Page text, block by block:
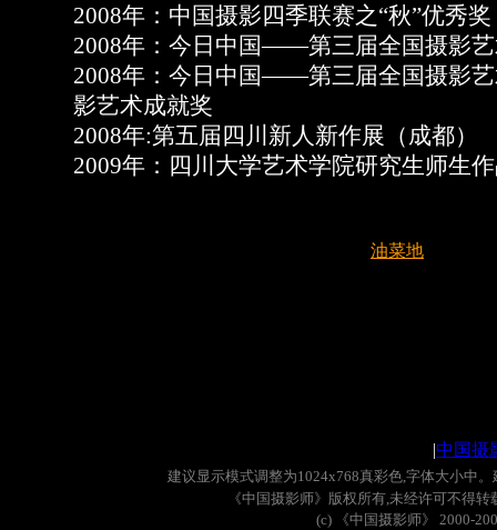
2008年：中国摄影四季联赛之“秋”优秀奖
2008年：今日中国——第三届全国摄影
2008年：今日中国——第三届全国摄影
影艺术成就奖
2008年:第五届四川新人新作展（成都）
2009年：四川大学艺术学院研究生师生
油菜地
|中国摄
建议显示模式调整为1024x768真彩色,字体大小中。
《中国摄影师》版权所有,未经许可不得转
(c)
《中国摄影师》 2000-200